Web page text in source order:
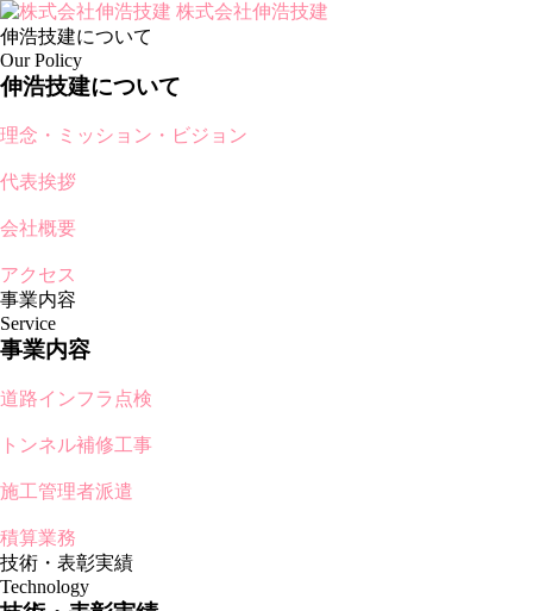
株式会社伸浩技建
伸浩技建について
Our Policy
伸浩技建について
理念・ミッション・ビジョン
代表挨拶
会社概要
アクセス
事業内容
Service
事業内容
道路インフラ点検
トンネル補修工事
施工管理者派遣
積算業務
技術・表彰実績
Technology